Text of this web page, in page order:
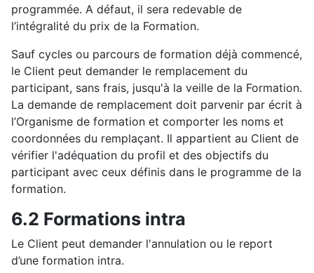
programmée. A défaut, il sera redevable de
l’intégralité du prix de la Formation.
Sauf cycles ou parcours de formation déjà commencé,
le Client peut demander le remplacement du
participant, sans frais, jusqu'à la veille de la Formation.
La demande de remplacement doit parvenir par écrit à
l’Organisme de formation et comporter les noms et
coordonnées du remplaçant. Il appartient au Client de
vérifier l'adéquation du profil et des objectifs du
participant avec ceux définis dans le programme de la
formation.
6.2 Formations intra
Le Client peut demander l'annulation ou le report
d’une formation intra.